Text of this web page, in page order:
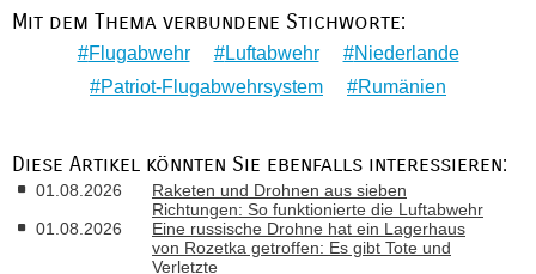
Mit dem Thema verbundene Stichworte:
Flugabwehr Luftabwehr
Niederlande
Patriot-Flugabwehrsystem
Rumänien
Diese Artikel könnten Sie ebenfalls interessieren:
01.08.2026
Raketen und Drohnen aus sieben
Richtungen: So funktionierte die Luftabwehr
01.08.2026
Eine russische Drohne hat ein Lagerhaus
von Rozetka getroffen: Es gibt Tote und
Verletzte